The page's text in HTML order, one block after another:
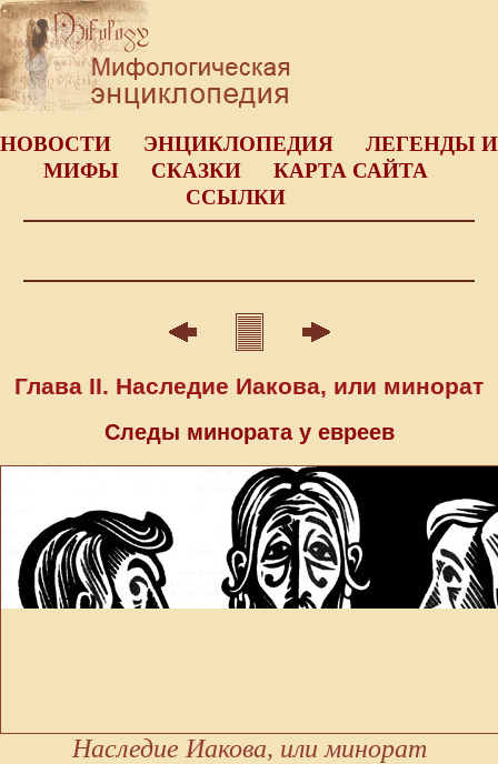
НОВОСТИ ЭНЦИКЛОПЕДИЯ
ЛЕГЕНДЫ И
МИФЫ
СКАЗКИ
КАРТА САЙТА
ССЫЛКИ
Глава II. Наследие Иакова, или минорат
Следы минората у евреев
Наследие Иакова, или минорат